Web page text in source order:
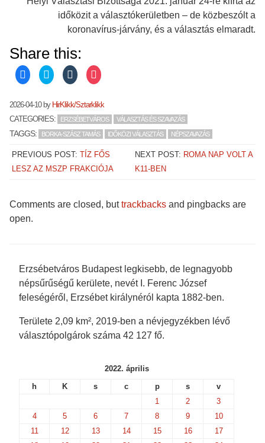
időközit a választókerületben – de közbeszólt a
koronavírus-járvány, és a választás elmaradt.
Share this:
C
l
k
t
o
s
h
a
e
o
n
F
b
o
o
k
s
i
n
n
e
w
n
d
o
C
l
k
t
o
s
h
a
e
o
n
T
t
e
i
n
n
e
w
w
d
o
w
C
l
k
t
o
s
h
a
e
o
n
T
l
r
n
n
e
w
w
i
o
w
)
C
l
k
t
o
s
h
a
e
o
n
P
e
t
n
n
e
w
w
i
o
)
2026-04-10by HirKlikk/Sztarklikk
CATEGORIES:
ERZSÉBETVÁROS VÁLASZTÁS ÉS SZAVAZÁS
TAGGS: BORKA-SZÁSZ TAMÁS IDŐKÖZI VÁLASZTÁS NÉPSZAVAZÁS
PREVIOUS POST:TÍZ FŐS
LESZ AZ MSZP FRAKCIÓJA
NEXT POST: ROMA NAP VOLT A
K11-BEN
Comments are closed, buttrackbacks and pingbacks are
open.
Erzsébetváros Budapest legkisebb, de legnagyobb
népsűrűségű kerülete, nevét I. Ferenc József
feleségéről, Erzsébet királynéról kapta 1882-ben.
Területe 2,09 km², 2019-ben a névjegyzékben lévő
választópolgárok száma 42 127 fő.
2022. április
h
K s c p s
v
1
2
3
4
5 6 7 8 9
10
11
12 13 14 15 16
17